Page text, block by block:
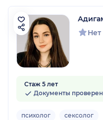
Стаж 5 лет
Документы
психолог сексолог